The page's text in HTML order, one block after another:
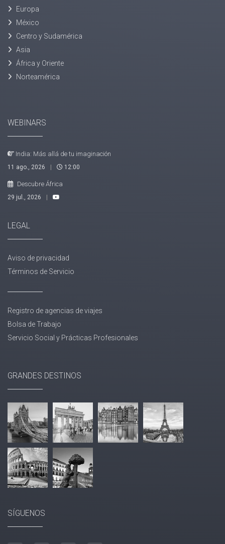
Europa
México
Centro y Sudamérica
Asia
África y Oriente
Norteamérica
WEBINARS
India: Más allá de tu imaginación
11 ago., 2026 12:00
Descubre África
29 jul., 2026
LEGAL
Aviso de privacidad
Términos de Servicio
Registro de agencias de viajes
Bolsa de Trabajo
Servicio Social y Prácticas Profesionales
GRANDES DESTINOS
SÍGUENOS